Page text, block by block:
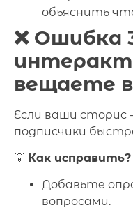
объяснить
❌ Ошибка
вещаете
Если ваши
подписчики
💡 Как исправить?
Добавьте
вопросами.